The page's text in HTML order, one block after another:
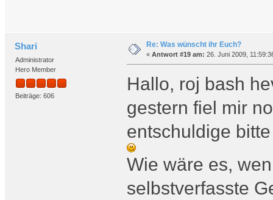
Shari
Administrator
Hero Member
Beiträge: 606
Re: Was wünscht ihr Euch?
« Antwort #19 am: 26. Juni 2009,
Hallo, roj bash
gestern fiel mir
entschuldige
Wie wäre es,
selbstverfasste